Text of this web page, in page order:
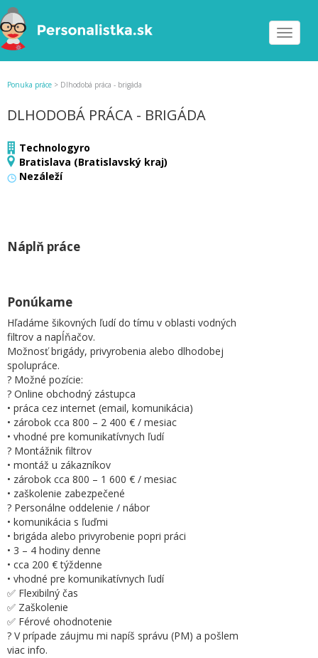
Toggle
Ponuka práce > Dlhodobá práca - brigáda
DLHODOBÁ PRÁCA - BRIGÁDA
Technologyro
Bratislava (Bratislavský kraj)
Nezáleží
Náplň práce
Ponúkame
Hľadáme šikovných ľudí do tímu v oblasti vodných
filtrov a napĺňačov.
Možnosť brigády, privyrobenia alebo dlhodobej
spolupráce.
? Možné pozície:
? Online obchodný zástupca
• práca cez internet (email, komunikácia)
• zárobok cca 800 – 2 400 € / mesiac
• vhodné pre komunikatívnych ľudí
? Montážnik filtrov
• montáž u zákazníkov
• zárobok cca 800 – 1 600 € / mesiac
• zaškolenie zabezpečené
? Personálne oddelenie / nábor
• komunikácia s ľuďmi
• brigáda alebo privyrobenie popri práci
• 3 – 4 hodiny denne
• cca 200 € týždenne
• vhodné pre komunikatívnych ľudí
✅ Flexibilný čas
✅ Zaškolenie
✅ Férové ohodnotenie
? V prípade záujmu mi napíš správu (PM) a pošlem
viac info.